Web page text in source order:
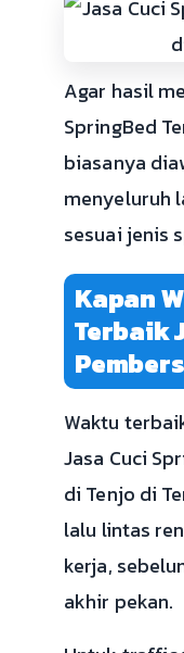
Agar hasil
SpringBed
biasanya
menyeluruh
sesuai jenis
Kapan
Terbaik
Waktu
Jasa Cuci
di Tenjo di
lalu lintas
kerja,
akhir pekan.